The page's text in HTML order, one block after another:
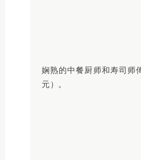
娴熟的中餐厨师和寿司师
元）。